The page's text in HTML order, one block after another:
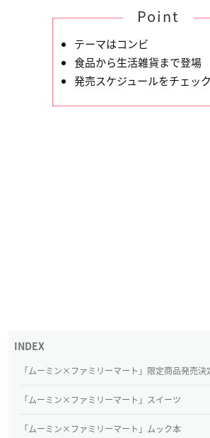
Point
テーマはコンビ
食品から生活雑貨まで登場
発売スケジュールをチェッ
「ムーミン×ファミリーマート」限定商品発売決
「ムーミン×ファミリーマート」スイーツ
「ムーミン×ファミリーマート」ムック本